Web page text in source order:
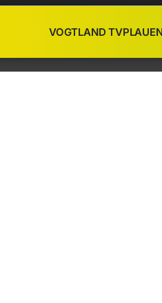
VOGTLAND TV